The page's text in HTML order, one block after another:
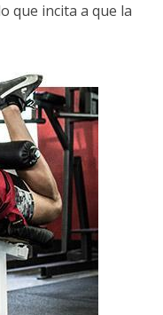
que incita a que la